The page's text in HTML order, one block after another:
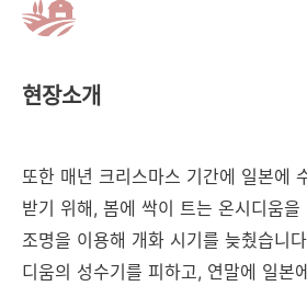
현장소개
또한 매년 크리스마스 기간에 일본에
받기 위해, 봄에 싹이 트는 온시디움을
조명을 이용해 개화 시기를 늦췄습니
디움의 성수기를 피하고, 연말에 일본